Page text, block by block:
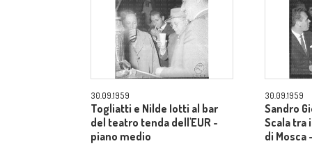
30.09.1959
Togliatti e Nilde Iotti al bar
del teatro tenda dell'EUR -
piano medio
30.09.1959
Sandro
Scala tra
di Mosca